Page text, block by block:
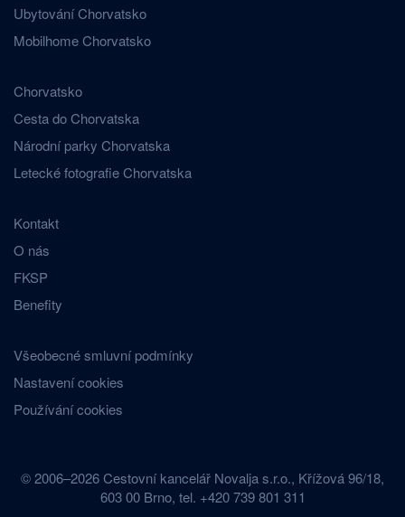
Ubytování Chorvatsko
Mobilhome Chorvatsko
Chorvatsko
Cesta do Chorvatska
Národní parky Chorvatska
Letecké fotografie Chorvatska
Kontakt
O nás
FKSP
Benefity
Všeobecné smluvní podmínky
Nastavení cookies
Používání cookies
© 2006–2026 Cestovní kancelář Novalja s.r.o., Křížová 96/18,
603 00 Brno, tel. +420 739 801 311